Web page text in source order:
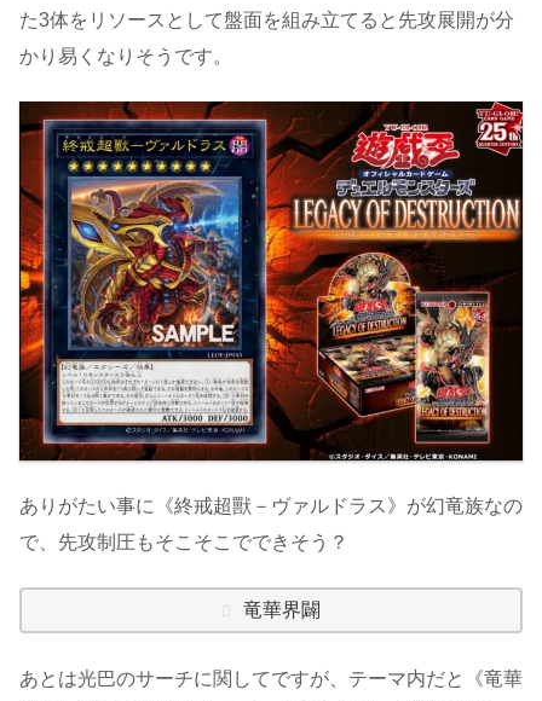
た3体をリソースとして盤面を組み立てると先攻展開が分
かり易くなりそうです。
ありがたい事に《終戒超獸－ヴァルドラス》が幻竜族なの
で、先攻制圧もそこそこでできそう？
竜華界闢
あとは光巴のサーチに関してですが、テーマ内だと《竜華